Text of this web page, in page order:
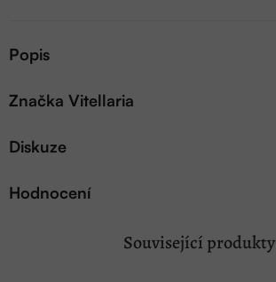
Popis
Značka Vitellaria
Diskuze
Hodnocení
Související produkty